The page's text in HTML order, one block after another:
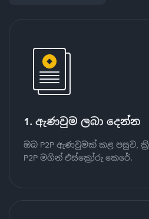
1. ඇණවුම ලබා දෙන්න
ඔබ P2P ඇණවුමක් කළ පසුව,
P2P මගින් එස්ක්‍රෝරු කෙරේ.